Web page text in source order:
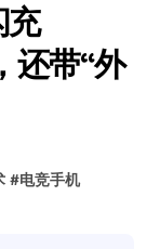
充
还带“外
#电竞手机